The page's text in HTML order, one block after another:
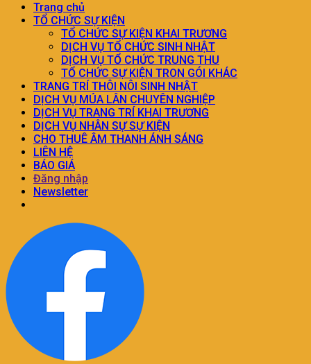
Trang chủ
TỔ CHỨC SỰ KIỆN
TỔ CHỨC SỰ KIỆN KHAI TRƯƠNG
DỊCH VỤ TỔ CHỨC SINH NHẬT
DỊCH VỤ TỔ CHỨC TRUNG THU
TỔ CHỨC SỰ KIỆN TRON GÓI KHÁC
TRANG TRÍ THÔI NÔI SINH NHẬT
DỊCH VỤ MÚA LÂN CHUYÊN NGHIỆP
DỊCH VỤ TRANG TRÍ KHAI TRƯƠNG
DỊCH VỤ NHÂN SỰ SỰ KIỆN
CHO THUÊ ÂM THANH ÁNH SÁNG
LIÊN HỆ
BÁO GIÁ
Đăng nhập
Newsletter